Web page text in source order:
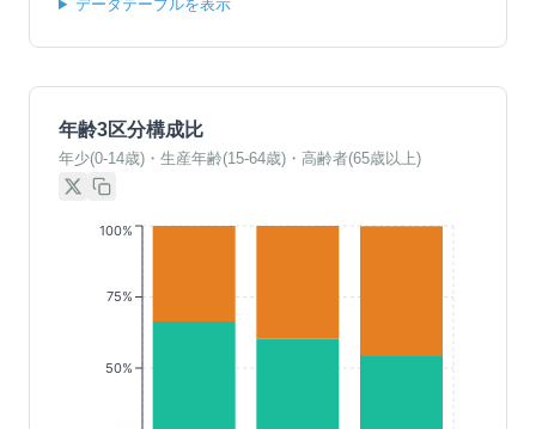
データテーブルを表示
年齢3区分構成比
年少(0-14歳)・生産年齢(15-64歳)・高齢者(65歳以上)
50%
75%
100%